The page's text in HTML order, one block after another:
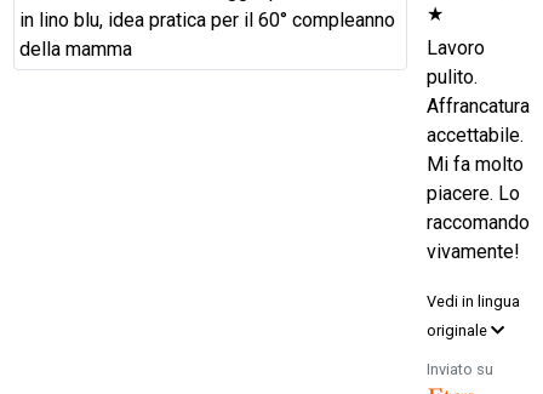
★
Lavoro
pulito.
Affrancatura
accettabile.
Mi fa molto
piacere. Lo
raccomando
vivamente!
Vedi in lingua
originale
Inviato su